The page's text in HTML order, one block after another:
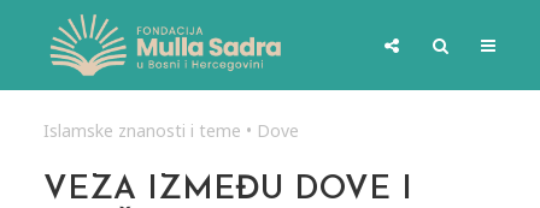
Islamske znanosti i teme • Dove
VEZA IZMEĐU DOVE I